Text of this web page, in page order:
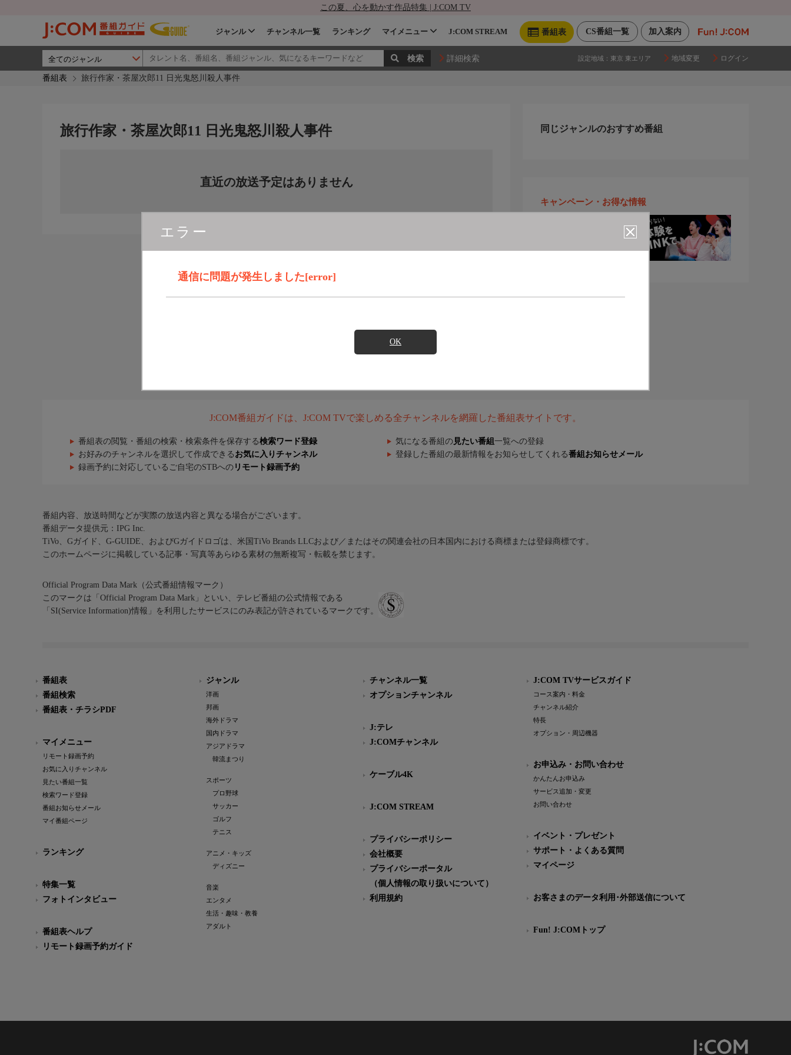
この夏、心を動かす作品特集 | J:COM TV
加入案内
CS番組一覧
番組表
ジャンル チャンネル一覧 ランキング マイメニュー J:COM STREAM
詳細検索 設定地域： 東京 東エリア 地域変更 ログイン
番組表 旅行作家・茶屋次郎11 日光鬼怒川殺人事件
エラー
通信に問題が発生しました[error]
OK
旅行作家・茶屋次郎11 日光鬼怒川殺人事件
直近の放送予定はありません
同じジャンルのおすすめ番組
キャンペーン・お得な情報
J:COM番組ガイドは、J:COM TVで楽しめる全チャンネルを網羅した番組表サイトです。
番組表の閲覧・番組の検索・検索条件を保存する検索ワード登録 気になる番組の 見たい番組 一覧への登録
お好みのチャンネルを選択して作成できる お気に入りチャンネル 登録した番組の最新情報をお知らせしてくれる番組お知らせメール
録画予約に対応しているご自宅のSTBへの リモート録画予約
番組内容、放送時間などが実際の放送内容と異なる場合がございます。
番組データ提供元：IPG Inc.
TiVo、Gガイド、G-GUIDE、およびGガイドロゴは、米国TiVo Brands LLCおよび／またはその関連会社の日本国内における商標または登録商標です。
このホームページに掲載している記事・写真等あらゆる素材の無断複写・転載を禁じます。
Official Program Data Mark（公式番組情報マーク）
このマークは「Official Program Data Mark」といい、テレビ番組の公式情報である
「SI(Service Information)情報」を利用したサービスにのみ表記が許されているマークです。
番組表
番組検索
番組表・チラシPDF
マイメニュー
リモート録画予約
お気に入りチャンネル
見たい番組一覧
検索ワード登録
番組お知らせメール
マイ番組ページ
ランキング
特集一覧
フォトインタビュー
番組表ヘルプ
リモート録画予約ガイド
ジャンル
洋画
邦画
海外ドラマ
国内ドラマ
アジアドラマ
韓流まつり
スポーツ
プロ野球
サッカー
ゴルフ
テニス
アニメ・キッズ
ディズニー
音楽
エンタメ
生活・趣味・教養
アダルト
チャンネル一覧
オプションチャンネル
J:テレ
J:COMチャンネル
ケーブル4K
J:COM STREAM
プライバシーポリシー
会社概要
プライバシーポータル
（個人情報の取り扱いについて）
利用規約
J:COM TVサービスガイド
コース案内・料金
チャンネル紹介
特長
オプション・周辺機器
お申込み・お問い合わせ
かんたんお申込み
サービス追加・変更
お問い合わせ
イベント・プレゼント
サポート・よくある質問
マイページ
お客さまのデータ利用･外部送信について
Fun! J:COMトップ